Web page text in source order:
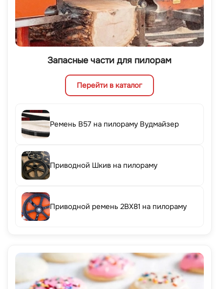
Запасные части для пилорам
Перейти в каталог
Ремень B57 на пилораму Вудмайзер
Приводной Шкив на пилораму
Приводной ремень 2BX81 на пилораму